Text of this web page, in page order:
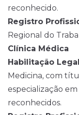
reconhecido.
Registro
Regional do
Clínica Médica
Habilitação
Medicina, com
especialização
reconhecidos.